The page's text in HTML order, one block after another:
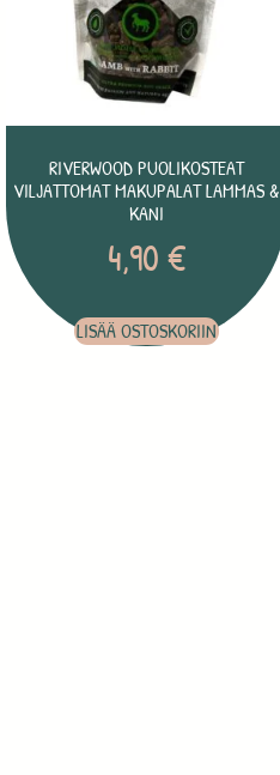
RIVERWOOD PUOLIKOSTEAT
VILJATTOMAT MAKUPALAT LAMMAS &
KANI
4,90€
LISÄÄ OSTOSKORIIN